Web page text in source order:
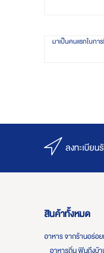
มาเป็นคนแรกในกา
ลงทะเบียน
สินค้าทั้งหมด
อาหาร จากร้านอร่อย
อาหารถิ่น ฟินถึงบ้